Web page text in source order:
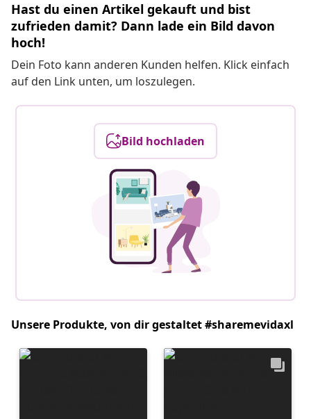
Hast du einen Artikel gekauft und bist
zufrieden damit? Dann lade ein Bild davon
hoch!
Dein Foto kann anderen Kunden helfen. Klick einfach
auf den Link unten, um loszulegen.
Bild hochladen
Unsere Produkte, von dir gestaltet #sharemevidaxl